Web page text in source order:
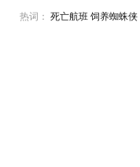
热词： 死亡航班 饲养蜘蛛侠